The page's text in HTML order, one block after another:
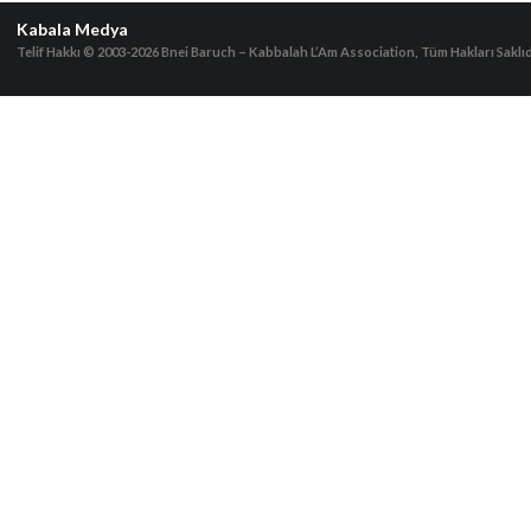
Kabala Medya
Telif Hakkı © 2003-2026Bnei Baruch – Kabbalah L’Am Association, Tüm Hakları